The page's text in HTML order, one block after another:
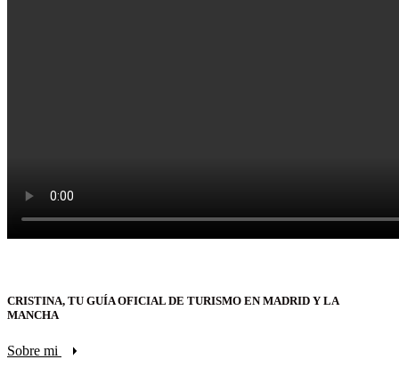
CRISTINA, TU GUÍA OFICIAL DE TURISMO EN MADRID Y LA
MANCHA
Sobre mi